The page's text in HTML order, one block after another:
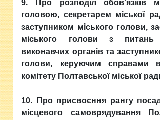
9. Про розподіл обов'язків
головою, секретарем міської
заступником міського голови,
міського голови з питань
виконавчих органів та
голови, керуючим справами
комітету Полтавської міської
10. Про присвоєння рангу
місцевого самоврядування